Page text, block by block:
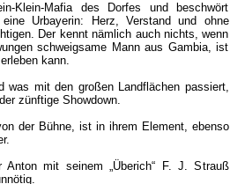
Klein-Mafia des Dorfes und beschwört
Urbayerin: Herz, Verstand und ohne
Der kennt nämlich auch nichts, wenn
schweigsame Mann aus Gambia, ist
kann.
was mit den großen Landflächen passiert,
zünftige Showdown.
der Bühne, ist in ihrem Element, ebenso
Anton mit seinem „Überich“ F. J. Strauß